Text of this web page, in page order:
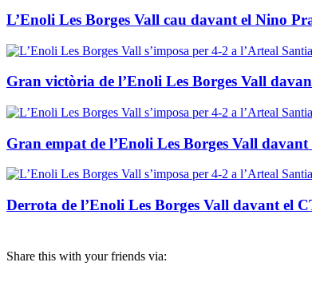
L’Enoli Les Borges Vall cau davant el Nino
Gran victòria de l’Enoli Les Borges Vall
Gran empat de l’Enoli Les Borges Vall
Derrota de l’Enoli Les Borges Vall davant el
Share this with your friends via: